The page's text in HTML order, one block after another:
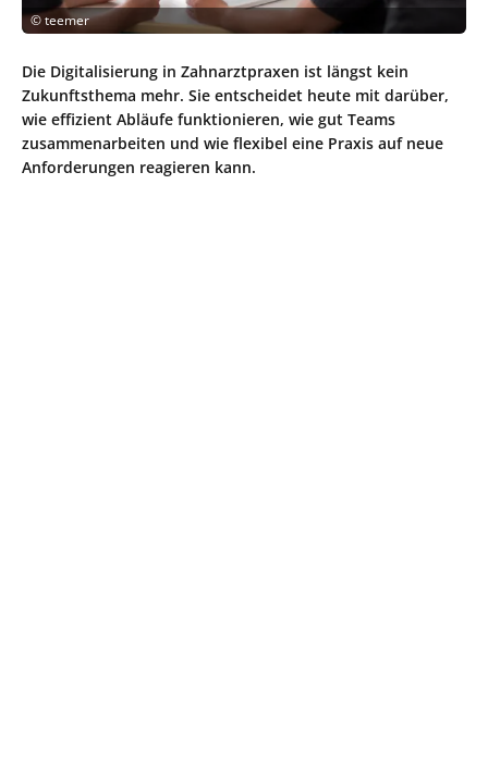
©teemer
Die Digitalisierung in Zahnarztpraxen ist längst kein
Zukunftsthema mehr. Sie entscheidet heute mit darüber,
wie effizient Abläufe funktionieren, wie gut Teams
zusammenarbeiten und wie flexibel eine Praxis auf neue
Anforderungen reagieren kann.